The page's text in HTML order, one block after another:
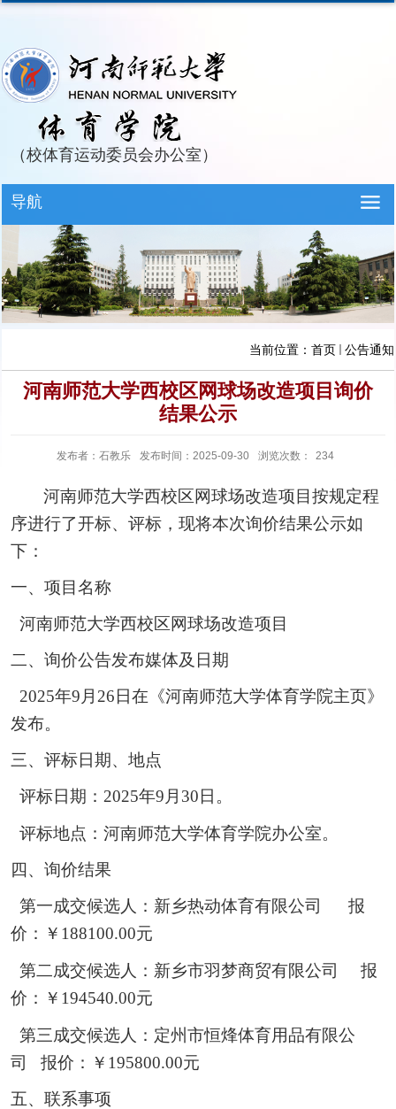
（校体育运动委员会办公室）
导航
当前位置： 首页 公告通知
河南师范大学西校区网球场改造项目询价
结果公示
发布者：石教乐 发布时间：2025-09-30 浏览次数： 234
河南师范大学西校区 网球场改造项目按规定程
序进行了开标、评标，现将本次询价结果公示如
下：
一、项目名称
河南师范大学西校区 网球场改造项目
二、询价公告发布媒体及日期
2025年9 月 26 日在《河南师范大学体育学院主页》
发布。
三、评标日期、地点
评标日期：2025年9 月 30 日。
评标地点：河南师范大学体育学院办公室。
四、询价结果
第一成交候选人： 新乡热动体育有限公司
报
价：￥ 188100.00元
第二成交候选人 ：新乡市羽梦商贸有限公司
报
价：￥ 194540.00元
第三成交候选人： 定州市恒烽体育用品有限公
司
报价：￥ 195800.00元
五、联系事项